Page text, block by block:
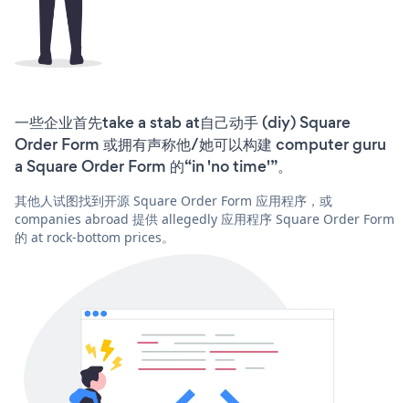
一些企业首先take a stab at自己动手 (diy) Square
Order Form 或拥有声称他/她可以构建 computer guru
a Square Order Form 的“in 'no time'”。
其他人试图找到开源 Square Order Form 应用程序，或
companies abroad 提供 allegedly 应用程序 Square Order Form
的 at rock-bottom prices。